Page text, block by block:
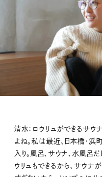
清水： ロウリュができるサウ
よね。私は最近、日本橋・浜
入り。風呂、サウナ、水風呂
ウリュもできるから、サウナ